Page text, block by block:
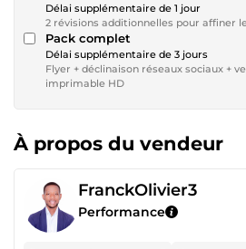
Délai supplémentaire de 1 jour
2 révisions additionnelles pour affiner
Pack complet
Délai supplémentaire de 3 jours
Flyer + déclinaison réseaux sociaux +
imprimable HD
À propos du vendeur
FranckOlivier3
Performance